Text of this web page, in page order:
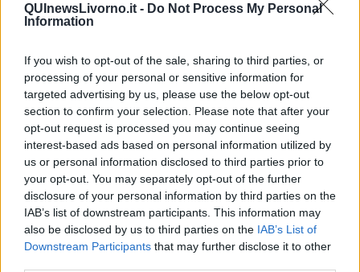
QUInewsLivorno.it - Do Not Process My Personal
Information
If you wish to opt-out of the sale, sharing to third parties, or
processing of your personal or sensitive information for
targeted advertising by us, please use the below opt-out
section to confirm your selection. Please note that after your
opt-out request is processed you may continue seeing
interest-based ads based on personal information utilized by
us or personal information disclosed to third parties prior to
your opt-out. You may separately opt-out of the further
disclosure of your personal information by third parties on the
IAB’s list of downstream participants. This information may
also be disclosed by us to third parties on the IAB’s List of
Downstream Participants that may further disclose it to other
"Uno sciopero che restituisce un messaggio chiaro. I lavoratori e
le lavoratrici si oppongono alle spese militari e ai piani di
riarmo che distolgono risorse importanti ai servizi pubblici
come scuola e sanità. Si oppongono alla complicità con lo Stato
genocida di Israele e pretendono risposte chiare. A Livorno, dalla
mattina fino al tardo pomeriggio, sono stati centinaia i lavoratori e le
lavoratrici che hanno sono scesi in piazza".
"Al di là delle dichiarazioni di circostanza nella nostra provincia le
istituzioni continuano a mantenere un atteggiamento ambiguo. -
prosegue Usb - Basti pensare all’enorme mole di armamenti che
periodicamente viene caricata e scaricata dal porto di Piombino.
Recentemente un carico di esplosivi e detonatori aveva come